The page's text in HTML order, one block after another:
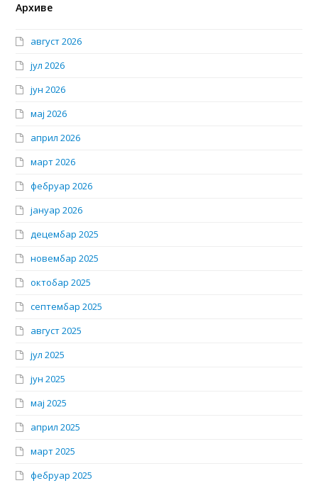
Архиве
август 2026
јул 2026
јун 2026
мај 2026
април 2026
март 2026
фебруар 2026
јануар 2026
децембар 2025
новембар 2025
октобар 2025
септембар 2025
август 2025
јул 2025
јун 2025
мај 2025
април 2025
март 2025
фебруар 2025